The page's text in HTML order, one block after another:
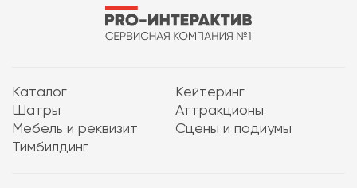
Каталог
Кейтеринг
Шатры
Аттракционы
Мебель и реквизит
Сцены и подиумы
Тимбилдинг